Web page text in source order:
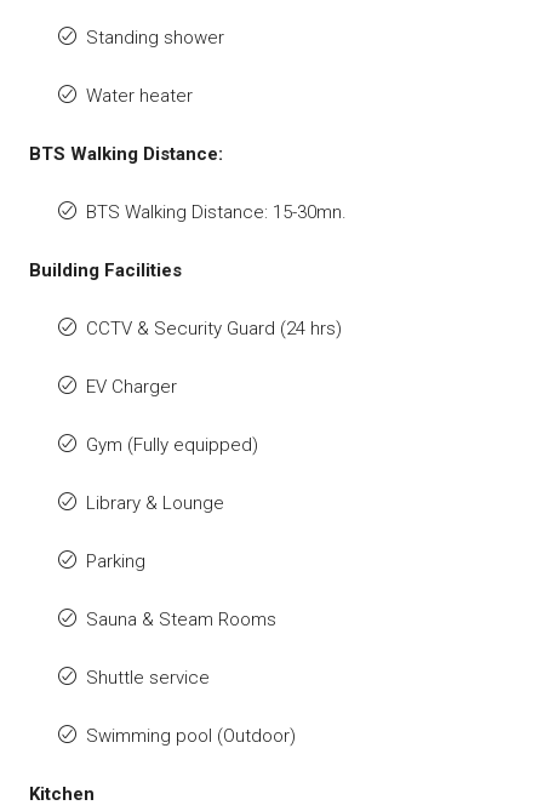
Standing shower
Water heater
BTS Walking Distance:
BTS Walking Distance: 15-30mn.
Building Facilities
CCTV & Security Guard (24 hrs)
EV Charger
Gym (Fully equipped)
Library & Lounge
Parking
Sauna & Steam Rooms
Shuttle service
Swimming pool (Outdoor)
Kitchen